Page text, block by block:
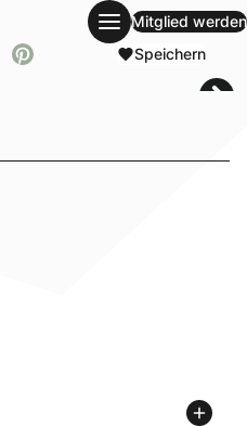
Mitglied werden
Pinnen auf Pinterest
Speichern